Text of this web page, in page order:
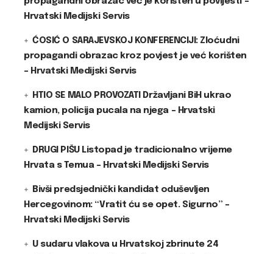
Hrvatski Medijski Servis
ĆOSIĆ O SARAJEVSKOJ KONFERENCIJI: Zloćudni
propagandi obrazac kroz povjest je već korišten
– Hrvatski Medijski Servis
HTIO SE MALO PROVOZATI Državljani BiH ukrao
kamion, policija pucala na njega – Hrvatski
Medijski Servis
DRUGI PIŠU Listopad je tradicionalno vrijeme
Hrvata s Temua – Hrvatski Medijski Servis
Bivši predsjednički kandidat oduševljen
Hercegovinom: “Vratit ću se opet. Sigurno” –
Hrvatski Medijski Servis
U sudaru vlakova u Hrvatskoj zbrinute 24